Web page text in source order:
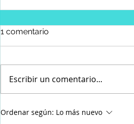
5 Razones para Adoptar en
vez de Comprar
1 comentario
Escribir un comentario...
Ordenar según: Lo más nuevo